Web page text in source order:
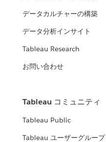
データカルチャーの構築
データ分析インサイト
Tableau Research
お問い合わせ
Tableau コミュニティ
Tableau Public
Tableau ユーザーグループ